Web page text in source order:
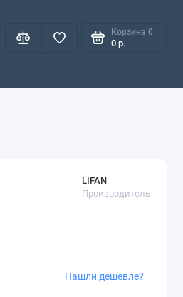
Корзина 0
0 р.
LIFAN
Производитель
Нашли дешевле?